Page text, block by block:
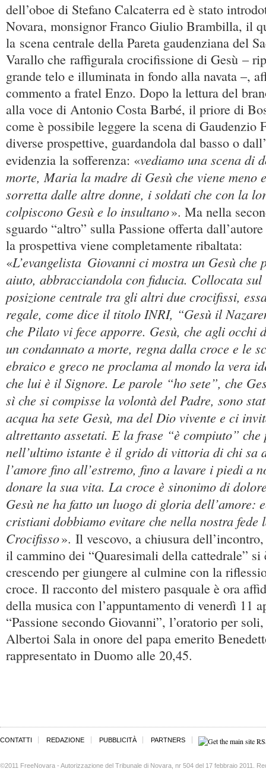
dell’oboe di Stefano Calcaterra ed è stato
Novara, monsignor Franco Giulio Brambilla, il
la scena centrale della Pareta gaudenziana del
Varallo che raffigurala crocifissione di Gesù –
grande telo e illuminata in fondo alla navata –,
commento a fratel Enzo. Dopo la lettura del
alla voce di Antonio Costa Barbé, il priore di
come è possibile leggere la scena di Gaudenzio
diverse prospettive, guardandola dal basso o
evidenzia la sofferenza: «vediamo una scena di
morte, Maria la madre di Gesù che viene meno
sorretta dalle altre donne, i soldati che con la
colpiscono Gesù e lo insultano». Ma nella
sguardo “altro” sulla Passione offerta
la prospettiva viene completamente ribaltata:
«L’evangelista Giovanni ci mostra un Gesù che
aiuto, abbracciandola con fiducia. Collocata
posizione centrale tra gli altri due crocifissi,
regale, come dice il titolo INRI, “Gesù il
che Pilato vi fece apporre. Gesù, che agli occhi
un condannato a morte, regna dalla croce e le
ebraico e greco ne proclama al mondo la vera
che lui è il Signore. Le parole “ho sete”, che
sì che si compisse la volontà del Padre, sono
acqua ha sete Gesù, ma del Dio vivente e ci
altrettanto assetati. E la frase “è compiuto” che
nell’ultimo istante è il grido di vittoria di chi sa
l’amore fino all’estremo, fino a lavare i piedi a
donare la sua vita. La croce è sinonimo di
Gesù ne ha fatto un luogo di gloria dell’amore:
cristiani dobbiamo evitare che nella nostra fede
Crocifisso». Il vescovo, a chiusura
il cammino dei “Quaresimali della cattedrale” si
crescendo per giungere al culmine con la
croce. Il racconto del mistero pasquale è ora
della musica con l’appuntamento di venerdì 11
“Passione secondo Giovanni”, l’oratorio per
Albertoi Sala in onore del papa emerito
rappresentato in Duomo alle 20,45.
CONTATTI REDAZIONE PUBBLICITÀ PARTNERS
©2011 FreeNovara - Autorizzazione del Tribunale di Novara, nr 504 del 17 febbraio 2011.